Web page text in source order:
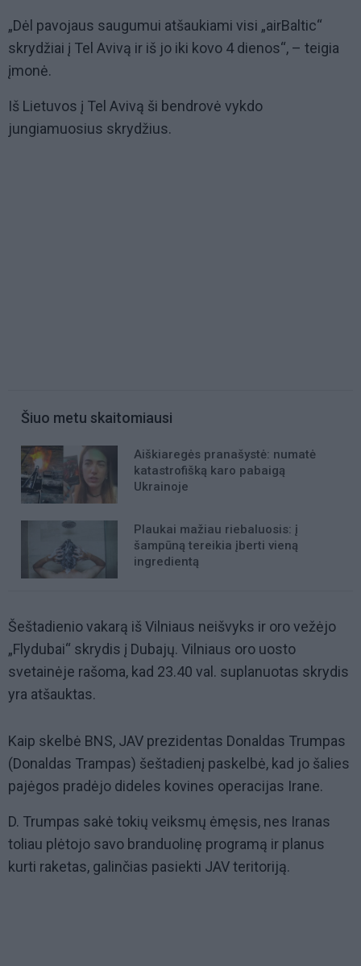
„Dėl pavojaus saugumui atšaukiami visi „airBaltic“
skrydžiai į Tel Avivą ir iš jo iki kovo 4 dienos“, – teigia
įmonė.
Iš Lietuvos į Tel Avivą ši bendrovė vykdo
jungiamuosius skrydžius.
Šiuo metu skaitomiausi
Aiškiaregės pranašystė: numatė
katastrofišką karo pabaigą
Ukrainoje
Plaukai mažiau riebaluosis: į
šampūną tereikia įberti vieną
ingredientą
Šeštadienio vakarą iš Vilniaus neišvyks ir oro vežėjo
„Flydubai“ skrydis į Dubajų. Vilniaus oro uosto
svetainėje rašoma, kad 23.40 val. suplanuotas skrydis
yra atšauktas.
Kaip skelbė BNS, JAV prezidentas Donaldas Trumpas
(Donaldas Trampas) šeštadienį paskelbė, kad jo šalies
pajėgos pradėjo dideles kovines operacijas Irane.
D. Trumpas sakė tokių veiksmų ėmęsis, nes Iranas
toliau plėtojo savo branduolinę programą ir planus
kurti raketas, galinčias pasiekti JAV teritoriją.